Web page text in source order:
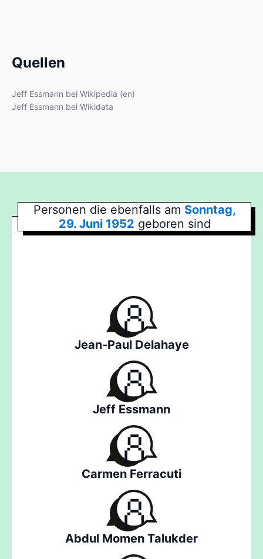
Quellen
Jeff Essmann bei Wikipedia (en)
Jeff Essmann bei Wikidata
Personen die ebenfalls am Sonntag,
29. Juni 1952 geboren sind
Jean-Paul Delahaye
Jeff Essmann
Carmen Ferracuti
Abdul Momen Talukder